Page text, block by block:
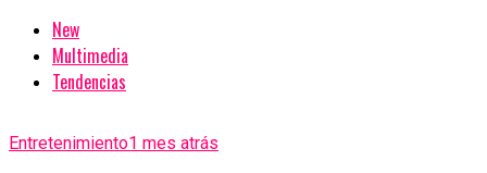
New
Multimedia
Tendencias
Entretenimiento1 mes atrás